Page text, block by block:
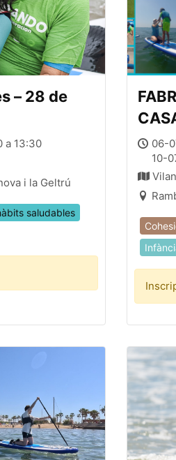
– 28 de
a 13:30
i la Geltrú
saludables
06-
10-